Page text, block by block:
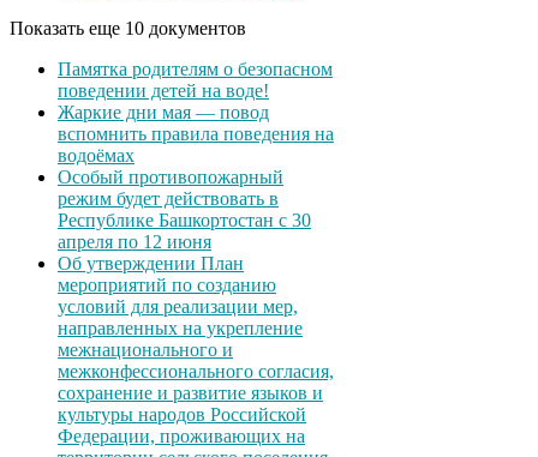
Показать еще 10 документов
Памятка родителям о безопасном
поведении детей на воде!
Жаркие дни мая — повод
вспомнить правила поведения на
водоёмах
Особый противопожарный
режим будет действовать в
Республике Башкортостан с 30
апреля по 12 июня
Об утверждении План
мероприятий по созданию
условий для реализации мер,
направленных на укрепление
межнационального и
межконфессионального согласия,
сохранение и развитие языков и
культуры народов Российской
Федерации, проживающих на